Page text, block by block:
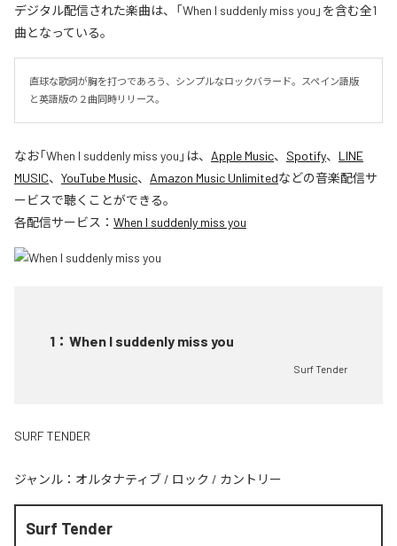
デジタル配信された楽曲は、「When I suddenly miss you」を含む全1
曲となっている。
直球な歌詞が胸を打つであろう、シンプルなロックバラード。スペイン語版
と英語版の２曲同時リリース。
なお「When I suddenly miss you 」は、 Apple Music、 Spotify、 LINE
MUSIC、 YouTube Music、 Amazon Music Unlimitedなどの音楽配信サ
ービスで聴くことができる。
各配信サービス： When I suddenly miss you
1 ： When I suddenly miss you
Surf Tender
SURF TENDER
ジャンル： オルタナティブ / ロック / カントリー
Surf Tender